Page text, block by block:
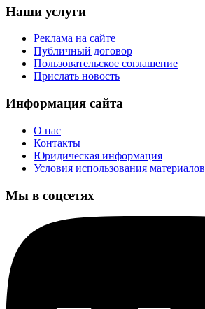
Наши услуги
Реклама на сайте
Публичный договор
Пользовательское соглашение
Прислать новость
Информация сайта
О нас
Контакты
Юридическая информация
Условия использования материалов
Мы в соцсетях